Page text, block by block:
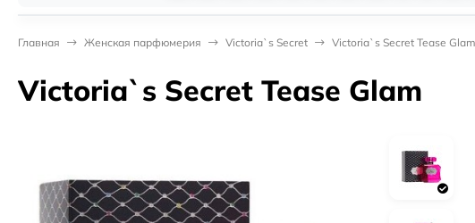
Главная Женская парфюмерия Victoria`s Secret Victoria`s Secret Tease Glam
Victoria`s Secret Tease Glam